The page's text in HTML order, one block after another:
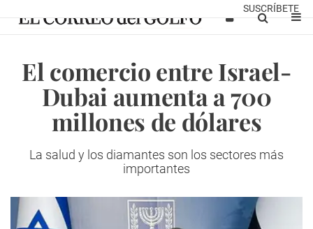
SUSCRÍBETE
El comercio entre Israel-
Dubai aumenta a 700
millones de dólares
La salud y los diamantes son los sectores más
importantes